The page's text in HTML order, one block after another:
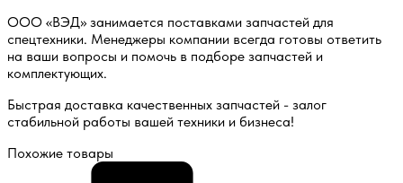
ООО «ВЭД» занимается поставками запчастей для
спецтехники. Менеджеры компании всегда готовы ответить
на ваши вопросы и помочь в подборе запчастей и
комплектующих.
Быстрая доставка качественных запчастей - залог
стабильной работы вашей техники и бизнеса!
Похожие товары